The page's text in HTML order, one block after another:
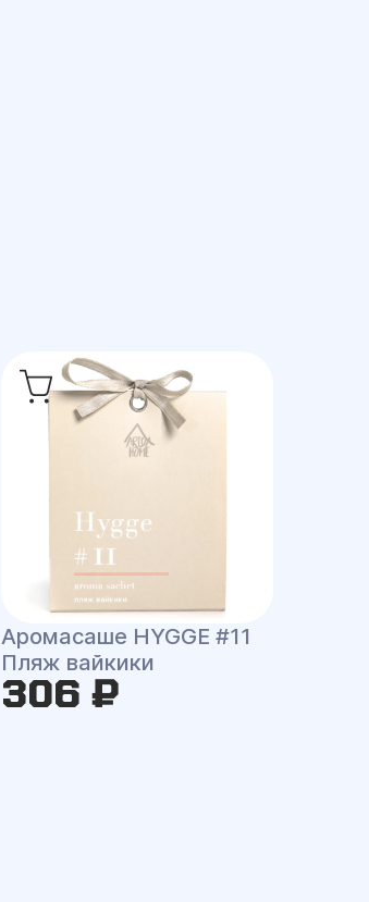
Аромасаше HYGGE #11
Пляж вайкики
306 ₽